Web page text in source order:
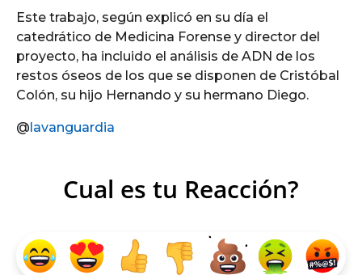
Este trabajo, según explicó en su día el
catedrático de Medicina Forense y director del
proyecto, ha incluido el análisis de ADN de los
restos óseos de los que se disponen de Cristóbal
Colón, su hijo Hernando y su hermano Diego.
@lavanguardia
Cual es tu Reacción?